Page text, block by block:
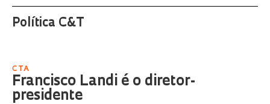
Política C&T
CTA
Francisco Landi é o diretor-
presidente